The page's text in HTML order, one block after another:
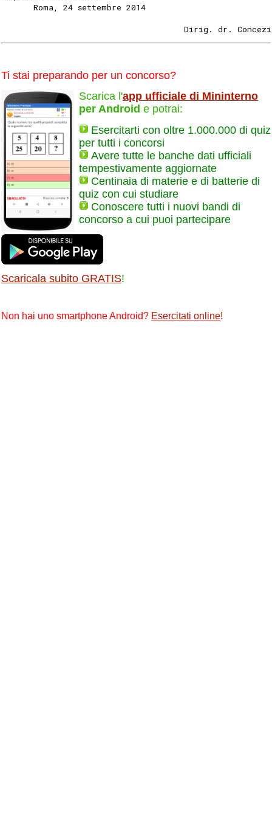
      Roma, 24 settembre 2014
Dirig. dr.
Ti stai preparando per un concorso?
Scarica l'app ufficiale di Mininterno
per Android e potrai:
Esercitarti con oltre 1.000.000 di quiz
per tutti i concorsi
Avere tutte le banche dati ufficiali
tempestivamente aggiornate
Centinaia di materie e di batterie di
quiz con cui studiare
Conoscere tutti i nuovi bandi di
concorso a cui puoi partecipare
Scaricala subito GRATIS!
Non hai uno smartphone Android? Esercitati online!